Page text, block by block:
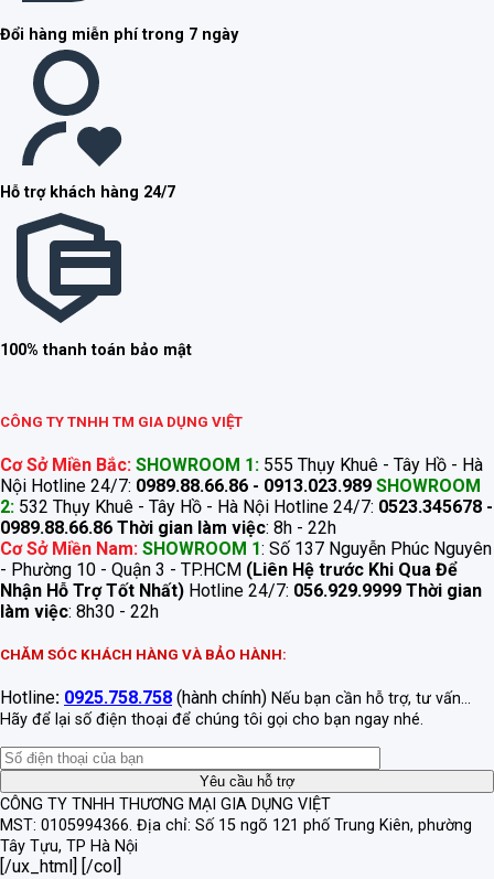
Đổi hàng miễn phí trong 7 ngày
Hỗ trợ khách hàng 24/7
100% thanh toán bảo mật
CÔNG TY TNHH TM GIA DỤNG VIỆT
Cơ Sở Miền Bắc: SHOWROOM 1: 555 Thụy Khuê - Tây Hồ - Hà
Nội Hotline 24/7: 0989.88.66.86 - 0913.023.989 SHOWROOM
2: 532 Thụy Khuê - Tây Hồ - Hà Nội Hotline 24/7: 0523.345678 -
0989.88.66.86 Thời gian làm việc: 8h - 22h
Cơ Sở Miền Nam: SHOWROOM 1: Số 137 Nguyễn Phúc Nguyên
- Phường 10 - Quận 3 - TP.HCM (Liên Hệ trước Khi Qua Để
Nhận Hỗ Trợ Tốt Nhất) Hotline 24/7: 056.929.9999 Thời gian
làm việc: 8h30 - 22h
CHĂM SÓC KHÁCH HÀNG VÀ BẢO HÀNH:
Hotline: 0925.758.758 (hành chính) Nếu bạn cần hỗ trợ, tư vấn...
Hãy để lại số điện thoại để chúng tôi gọi cho bạn ngay nhé.
CÔNG TY TNHH THƯƠNG MẠI GIA DỤNG VIỆT
MST: 0105994366. Địa chỉ: Số 15 ngõ 121 phố Trung Kiên, phường
Tây Tựu, TP Hà Nội
[/ux_html] [/col]